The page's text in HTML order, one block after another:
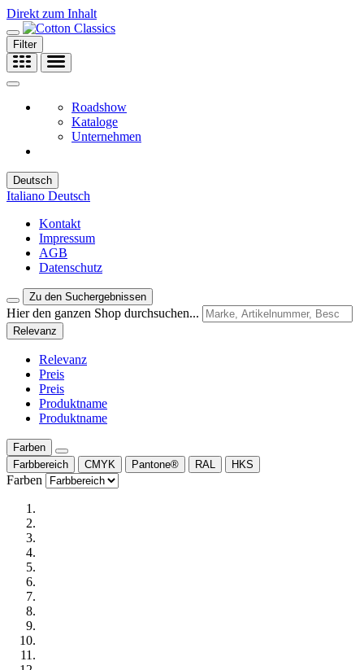
Direkt zum Inhalt
Filter
Roadshow
Kataloge
Unternehmen
Deutsch
Italiano Deutsch
Kontakt
Impressum
AGB
Datenschutz
Zu den Suchergebnissen
Hier den ganzen Shop durchsuchen...
Relevanz
Relevanz
Preis
Preis
Produktname
Produktname
Farben
Farbbereich
CMYK Pantone® RAL HKS
Farben